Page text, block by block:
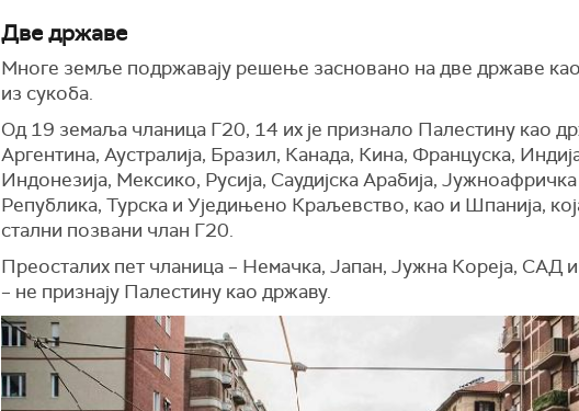
Две државе
Многе земље подржавају решење засновано на две државе
из сукоба.
Од 19 земаља чланица Г20, 14 их је признало Палестину као
Аргентина, Аустралија, Бразил, Канада, Кина, Француска,
Индонезија, Мексико, Русија, Саудијска Арабија, Јужноафричка
Република, Турска и Уједињено Краљевство, као и Шпанија,
стални позвани члан Г20.
Преосталих пет чланица – Немачка, Јапан, Јужна Кореја, САД и
– не признају Палестину као државу.